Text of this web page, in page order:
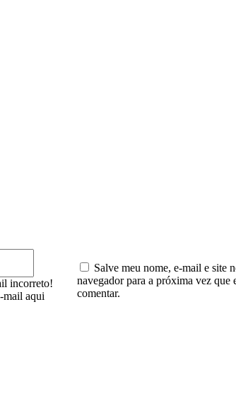
incorreto!
mail aqui
Salve meu nome, e-mail e site
navegador para a próxima vez que
comentar.